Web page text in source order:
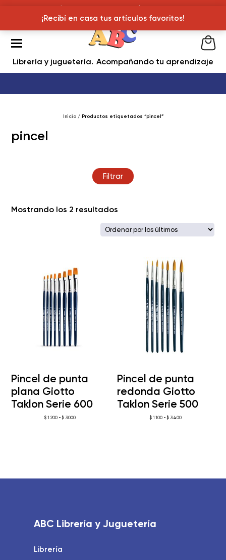
¡Recibí en casa tus articulos favoritos!
Librería y juguetería Acompañando tu aprendizaje
Inicio/ Productos etiquetados “pincel”
pincel
Filtrar
Mostrando los 2 resultados
los
últimos
Pincel de punta
plana Giotto
Taklon Serie 600
$ 1.200 - $ 3.000Rango
Pincel de punta
redonda Giotto
Taklon Serie 500
$ 1.100 - $ 3.400Rango
ABC Librería y Juguetería
Librería
¡Recibí en casa tus artículos favoritos!